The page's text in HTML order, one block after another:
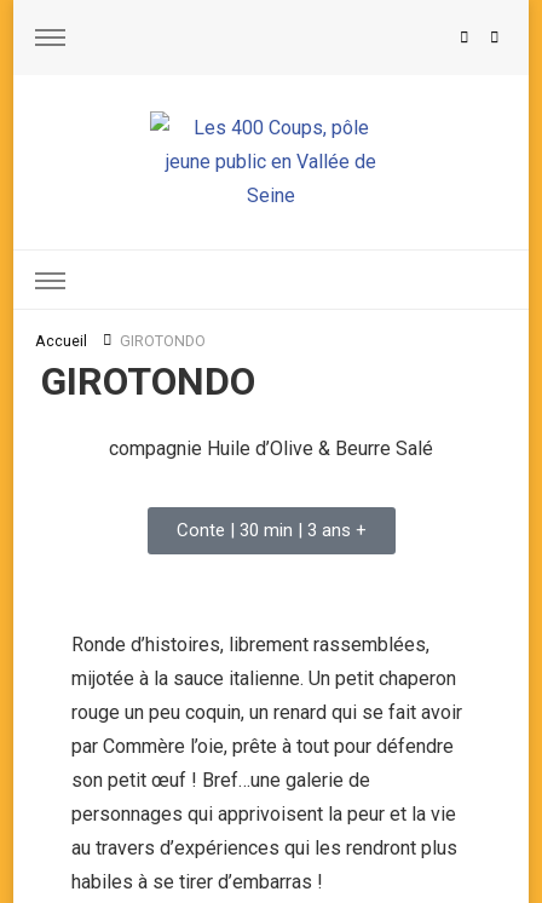
Accueil GIROTONDO
GIROTONDO
compagnie Huile d’Olive & Beurre Salé
Conte | 30 min | 3 ans +
Ronde d’histoires, librement rassemblées,
mijotée à la sauce italienne. Un petit chaperon
rouge un peu coquin, un renard qui se fait avoir
par Commère l’oie, prête à tout pour défendre
son petit œuf ! Bref…une galerie de
personnages qui apprivoisent la peur et la vie
au travers d’expériences qui les rendront plus
habiles à se tirer d’embarras !